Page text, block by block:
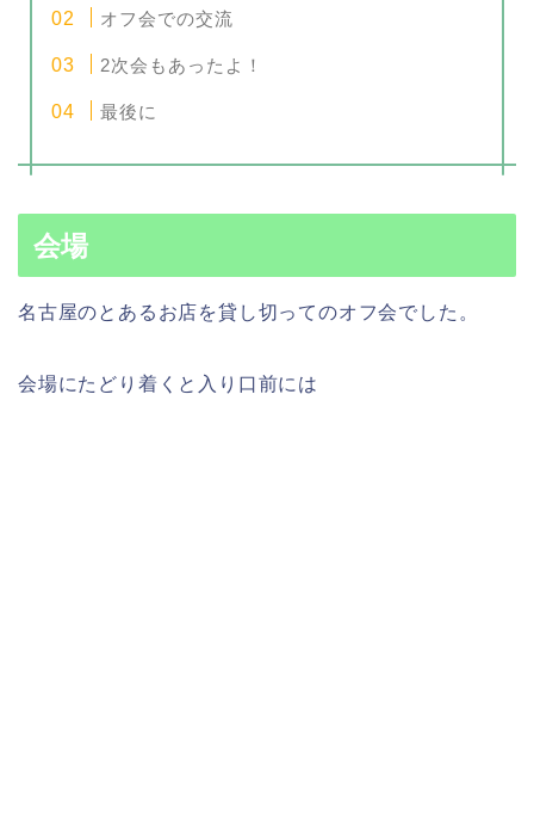
オフ会での交流
2次会もあったよ！
最後に
会場
名古屋のとあるお店を貸し切ってのオフ会でした。
会場にたどり着くと入り口前には